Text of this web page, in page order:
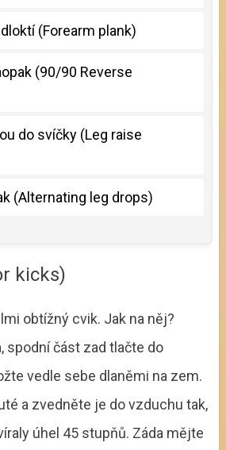
(Forearm plank)
(90/90 Reverse
do svíčky (Leg raise
(Alternating leg drops)
kicks)
obtížný cvik. Jak na něj?
spodní část zad tlačte do
vedle sebe dlaněmi na zem.
a zvedněte je do vzduchu tak,
úhel 45 stupňů. Záda mějte